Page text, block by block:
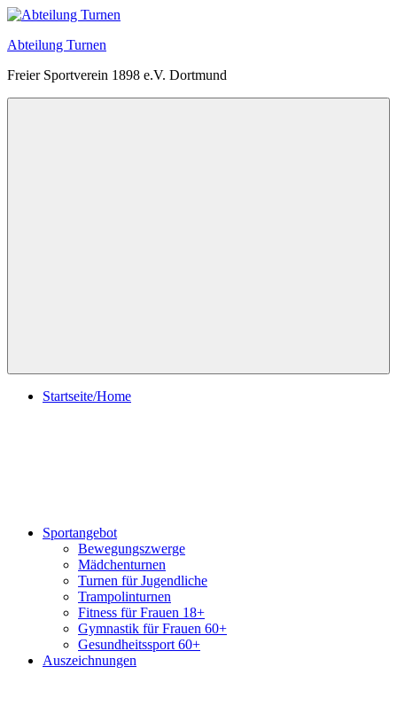
Zum
springen
Abteilung Turnen
Freier Sportverein 1898 e.V. Dortmund
Startseite/Home
Sportangebot
Bewegungszwerge
Mädchenturnen
Turnen für Jugendliche
Trampolinturnen
Fitness für Frauen 18+
Gymnastik für Frauen 60+
Gesundheitssport 60+
Auszeichnungen